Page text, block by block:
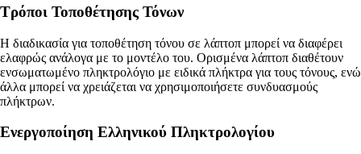
Τρόποι Τοποθέτησης Τόνων
Η διαδικασία για τοποθέτηση τόνου σε λάπτοπ μπορεί να διαφέρει
ελαφρώς ανάλογα με το μοντέλο του. Ορισμένα λάπτοπ διαθέτουν
ενσωματωμένο πληκτρολόγιο με ειδικά πλήκτρα για τους τόνους, ενώ
άλλα μπορεί να χρειάζεται να χρησιμοποιήσετε συνδυασμούς
πλήκτρων.
Ενεργοποίηση Ελληνικού Πληκτρολογίου